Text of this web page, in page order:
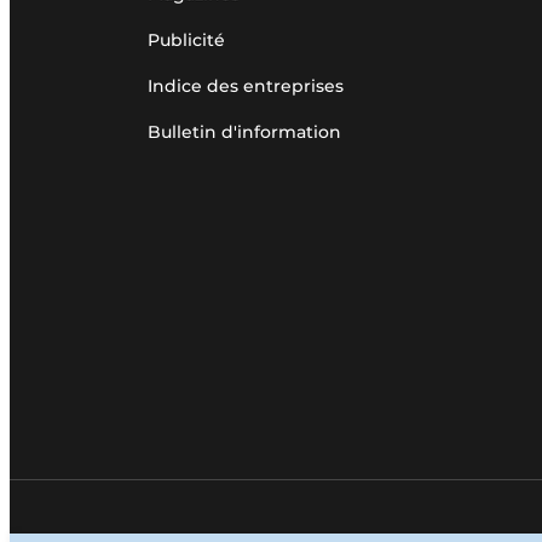
Publicité
Indice des entreprises
Bulletin d'information